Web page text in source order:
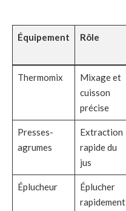
Équipement Rôle
Thermomix
Mixage et
cuisson
précise
Presses-
agrumes
Extraction
rapide du
jus
Éplucheur
Éplucher
rapidement